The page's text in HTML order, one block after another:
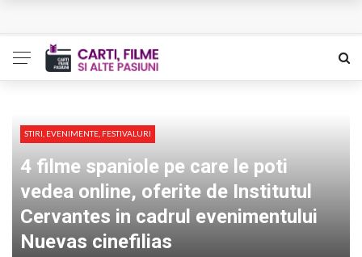
Bolla – O iubire interzisa din Pristina
Indragostitii de Franz K. – Justitiarii literaturii
Un artist al foamei – Prozele de la final
STIRI, EVENIMENTE, FESTIVALURI
4 filme spaniole pe care le poti
vedea online, oferite de Institutul
Cervantes in cadrul evenimentului
Nuevas cinefilias